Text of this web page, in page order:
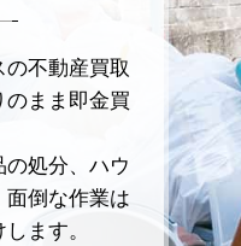
不動産買取
まま即金買
処分、ハウ
倒な作業は
ます。